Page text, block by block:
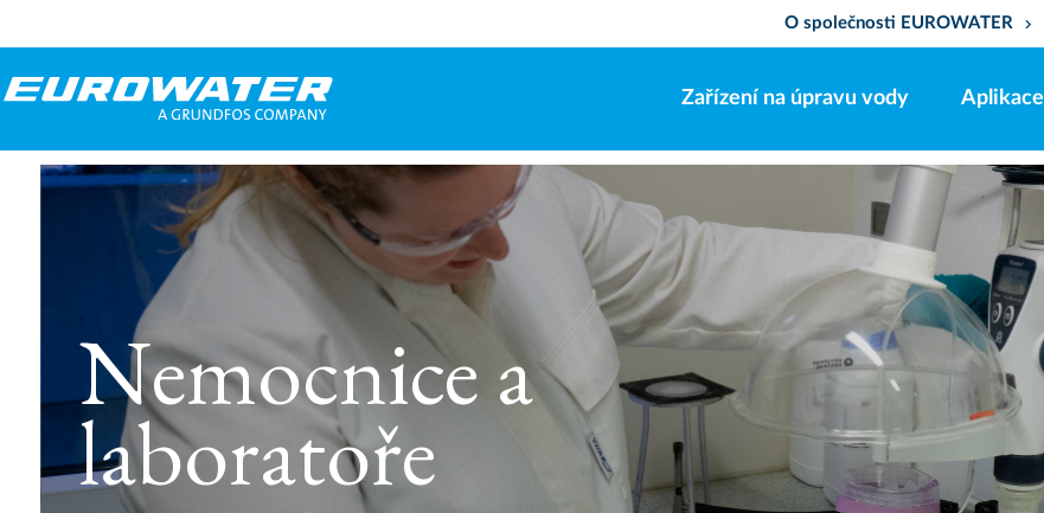
O společnosti EUROWATER keyboard_arrow_down
Zařízení na úpravu vody Aplikace
Nemocnice a
laboratoře